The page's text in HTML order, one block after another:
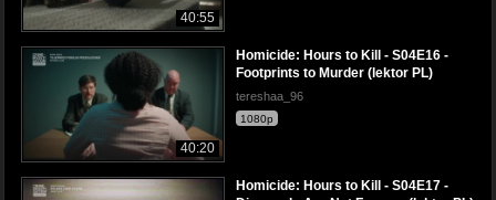
40:55
40:20
Homicide: Hours to Kill - S04E16 -
Footprints to Murder (lektor PL)
tereshaa_96
1080p
Homicide: Hours to Kill - S04E17 -